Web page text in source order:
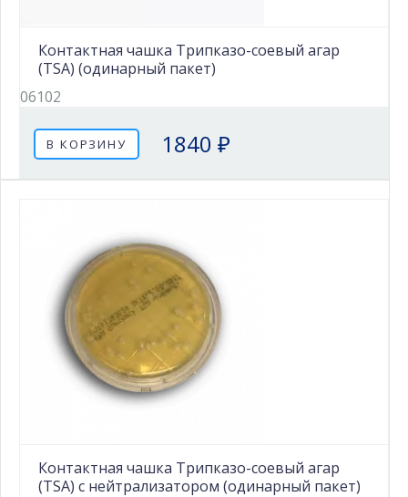
Контактная чашка Трипказо-соевый агар
(TSA) (одинарный пакет)
06102
В КОРЗИНУ 1840 ₽
Контактная чашка Трипказо-соевый агар
(TSA) с нейтрализатором (одинарный пакет)